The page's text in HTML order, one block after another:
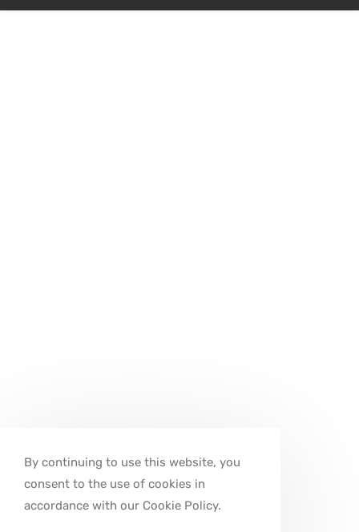
By continuing to use this website, you
consent to the use of cookies in
accordance with our Cookie Policy.